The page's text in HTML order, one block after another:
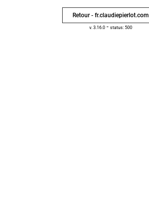
Retour - fr.claudiepierlot.com
v. 3.16.0- status: 500